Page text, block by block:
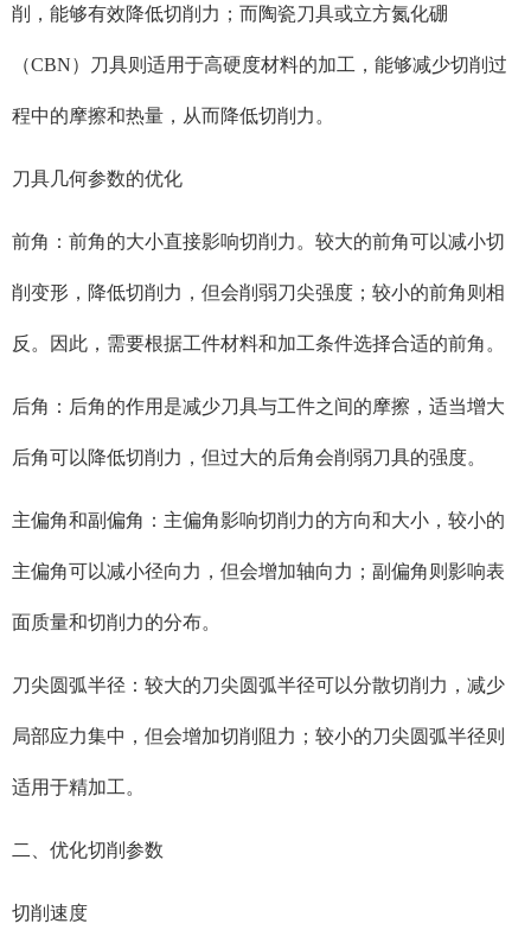
削，能够有效降低切削力；而陶瓷刀具或立方氮化硼
（CBN）刀具则适用于高硬度材料的加工，能够减少切削过
程中的摩擦和热量，从而降低切削力。
刀具几何参数的优化
前角：前角的大小直接影响切削力。较大的前角可以减小切
削变形，降低切削力，但会削弱刀尖强度；较小的前角则相
反。因此，需要根据工件材料和加工条件选择合适的前角。
后角：后角的作用是减少刀具与工件之间的摩擦，适当增大
后角可以降低切削力，但过大的后角会削弱刀具的强度。
主偏角和副偏角：主偏角影响切削力的方向和大小，较小的
主偏角可以减小径向力，但会增加轴向力；副偏角则影响表
面质量和切削力的分布。
刀尖圆弧半径：较大的刀尖圆弧半径可以分散切削力，减少
局部应力集中，但会增加切削阻力；较小的刀尖圆弧半径则
适用于精加工。
二、优化切削参数
切削速度